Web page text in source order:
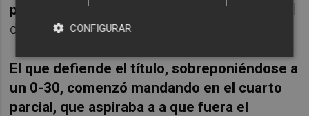
partido
y que le valió para acercarse a la final
después de33 minutos más
El que defiende el título, sobreponiéndose a
un 0-30, comenzó mandando en el cuarto
parcial, que aspiraba a a que fuera el
CONFIGURAR